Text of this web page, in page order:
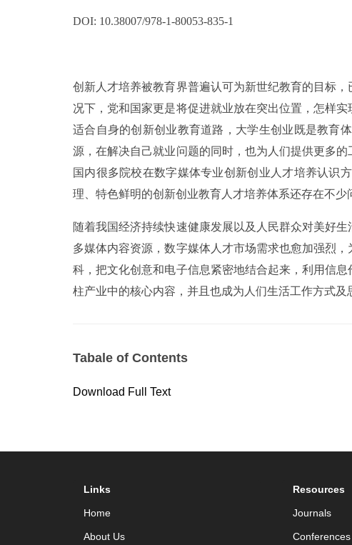
DOI: 10.38007/978-1-80053-835-1
创新人才培养被教育界普遍认可为新世纪教育的目标
况下，党和国家更是将促进就业放在突出位置，怎样
适合自身的创新创业教育道路，大学生创业既是教育
源，在解决自己就业问题的同时，也为人们提供更多
国内很多院校在数字媒体专业创新创业人才培养认识
理、特色鲜明的创新创业教育人才培养体系还存在不
随着我国经济持续快速健康发展以及人民群众对美好
多媒体内容资源，数字媒体人才市场需求也愈加强烈
科，把文化创意和电子信息紧密地结合起来，利用信
柱产业中的核心内容，并且也成为人们生活工作方式及
Tabale of Contents
Download Full Text
Links
Home
About Us
Resources
Journals
Conferences